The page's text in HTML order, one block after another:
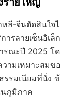
รายใหญ่
หลี-จีนตัดสินใจ
ารลายเซ็นอิเ
รณะปี 2025 โ
ามเหมาะสมข
รรมเนียมที่นั่ง
นภูมิภาค